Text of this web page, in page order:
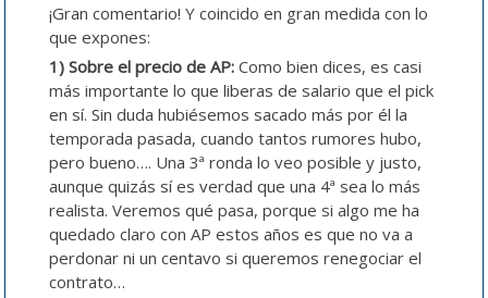
¡Gran comentario! Y coincido en gran medida con lo
que expones:
1) Sobre el precio de AP: Como bien dices, es casi
más importante lo que liberas de salario que el pick
en sí. Sin duda hubiésemos sacado más por él la
temporada pasada, cuando tantos rumores hubo,
pero bueno…. Una 3ª ronda lo veo posible y justo,
aunque quizás sí es verdad que una 4ª sea lo más
realista. Veremos qué pasa, porque si algo me ha
quedado claro con AP estos años es que no va a
perdonar ni un centavo si queremos renegociar el
contrato…